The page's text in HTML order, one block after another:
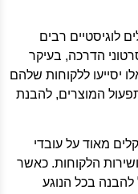
לוגיסטיים רבים
הדרכה, בעיקר
יסייעו ללקוחות שלהם
המוצרים, להבנת
מאוד על עובדי
הלקוחות. כאשר
להבנה בכל הנוגע